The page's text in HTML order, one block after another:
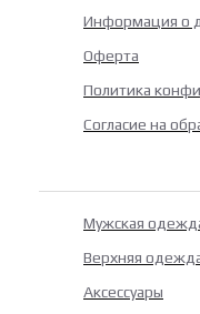
Информация о
Оферта
Политика
Согласие на
Мужская
Верхняя
Аксессуары